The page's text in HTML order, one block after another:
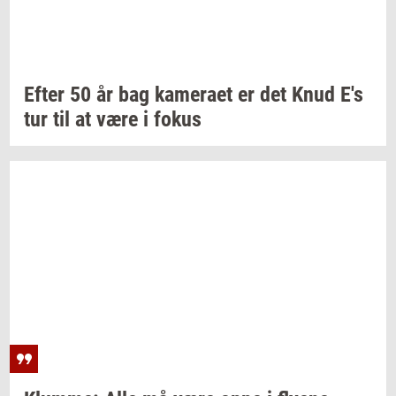
Efter 50 år bag ka­me­ra­et er det Knud E's
tur til at være i fokus